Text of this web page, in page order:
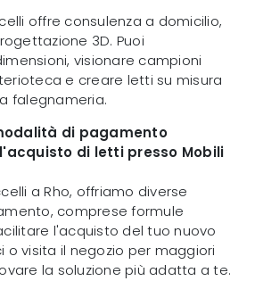
offre consulenza a domicilio,
3D. Puoi
visionare campioni
e creare letti su misura
falegnameria.
di pagamento
di letti presso Mobili
a Rho, offriamo diverse
comprese formule
l'acquisto del tuo nuovo
visita il negozio per maggiori
la soluzione più adatta a te.